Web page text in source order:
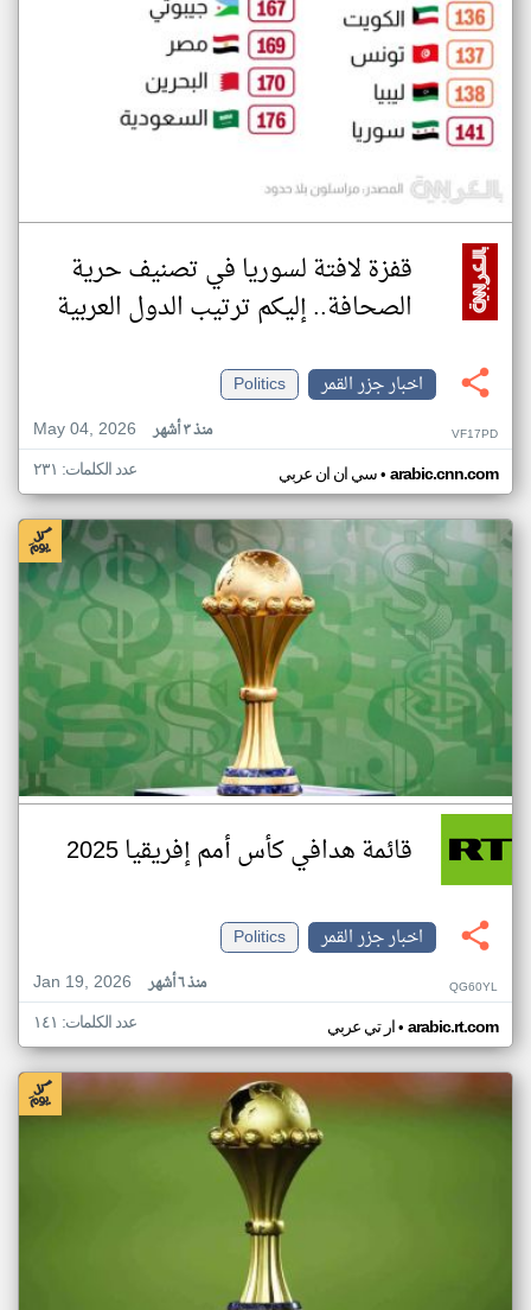
قفزة لافتة لسوريا في تصنيف حرية
الصحافة.. إليكم ترتيب الدول العربية
اخبار جزر القمر
Politics
May 04, 2026
منذ ٣ أشهر VF17PD
سي ان ان عربي• arabic.cnn.com عدد الكلمات: ٢٣١
قائمة هدافي كأس أمم إفريقيا 2025
اخبار جزر القمر
Politics
Jan 19, 2026
منذ ٦ أشهر QG60YL
ار تي عربي• arabic.rt.com عدد الكلمات: ١٤١